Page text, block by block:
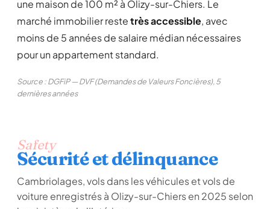
une maison de 100 m² à Olizy-sur-Chiers. Le
marché immobilier restetrès accessible, avec
moins de 5 années de salaire médian nécessaires
pour un appartement standard.
Source : DGFiP — DVF (Demandes de Valeurs Foncières), 5
dernières années
Safety
Sécurité et délinquance
Cambriolages, vols dans les véhicules et vols de
voiture enregistrés à Olizy-sur-Chiers en 2025 selon